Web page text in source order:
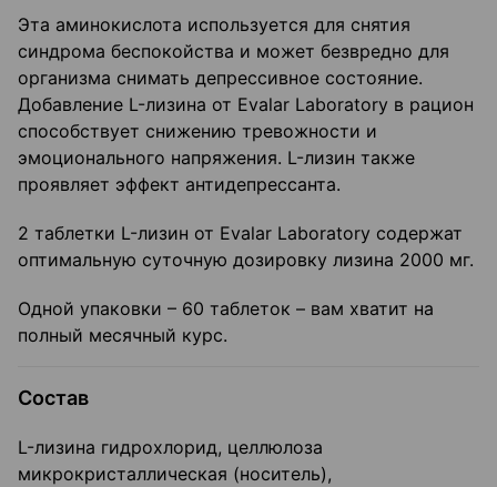
Эта аминокислота используется для снятия
синдрома беспокойства и может безвредно для
организма снимать депрессивное состояние.
Добавление L-лизина от Evalar Laboratory в рацион
способствует снижению тревожности и
эмоционального напряжения. L-лизин также
проявляет эффект антидепрессанта.
2 таблетки L-лизин от Evalar Laboratory содержат
оптимальную суточную дозировку лизина 2000 мг.
Одной упаковки – 60 таблеток – вам хватит на
полный месячный курс.
Состав
L-лизина гидрохлорид, целлюлоза
микрокристаллическая (носитель),